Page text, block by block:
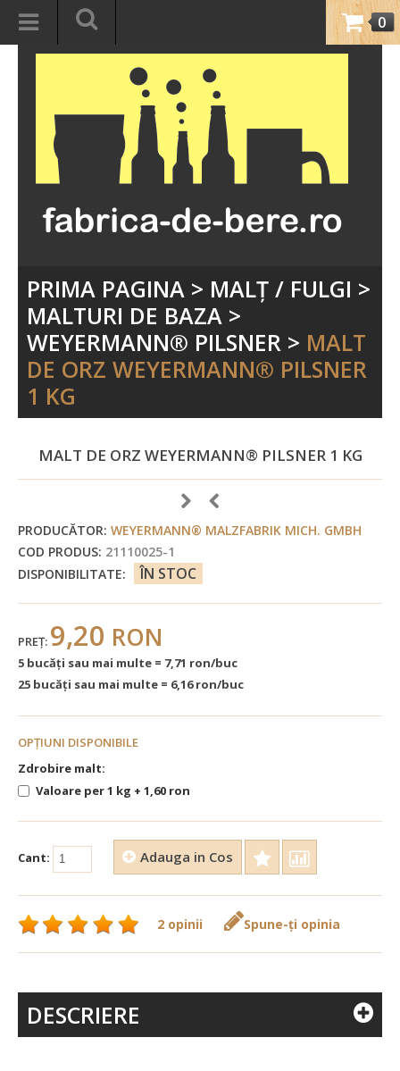
0
PRIMA PAGINA > MALŢ / FULGI >
MALTURI DE BAZA >
WEYERMANN® PILSNER > MALT
DE ORZ WEYERMANN® PILSNER
1 KG
MALT DE ORZ WEYERMANN® PILSNER 1 KG
PRODUCĂTOR: WEYERMANN® MALZFABRIK MICH. GMBH
COD PRODUS: 21110025-1
DISPONIBILITATE:
ÎN STOC
PREŢ: 9,20 RON
5 bucăţi sau mai multe = 7,71 ron/buc
25 bucăţi sau mai multe = 6,16 ron/buc
OPŢIUNI DISPONIBILE
Zdrobire malt:
Valoare per 1 kg + 1,60 ron
Cant: Adauga in Cos
2 opinii Spune-ţi opinia
DESCRIERE